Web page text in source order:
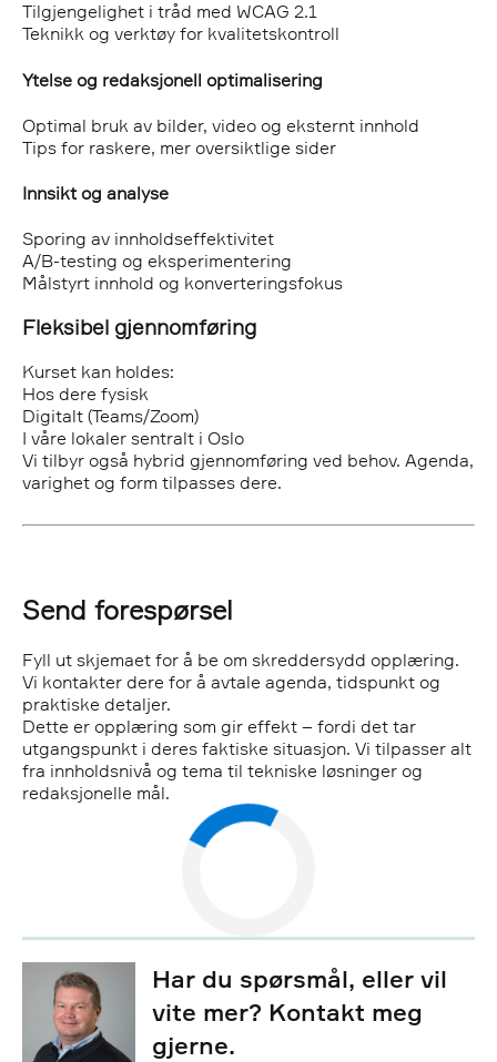
Tilgjengelighet i tråd med WCAG 2.1
Teknikk og verktøy for kvalitetskontroll
Ytelse og redaksjonell optimalisering
Optimal bruk av bilder, video og eksternt innhold
Tips for raskere, mer oversiktlige sider
Innsikt og analyse
Sporing av innholdseffektivitet
A/B-testing og eksperimentering
Målstyrt innhold og konverteringsfokus
Fleksibel gjennomføring
Kurset kan holdes:
Hos dere fysisk
Digitalt (Teams/Zoom)
I våre lokaler sentralt i Oslo
Vi tilbyr også hybrid gjennomføring ved behov. Agenda,
varighet og form tilpasses dere.
Send forespørsel
Fyll ut skjemaet for å be om skreddersydd opplæring.
Vi kontakter dere for å avtale agenda, tidspunkt og
praktiske detaljer.
Dette er opplæring som gir effekt – fordi det tar
utgangspunkt i deres faktiske situasjon. Vi tilpasser alt
fra innholdsnivå og tema til tekniske løsninger og
redaksjonelle mål.
Har du spørsmål, eller vil
vite mer? Kontakt meg
gjerne.